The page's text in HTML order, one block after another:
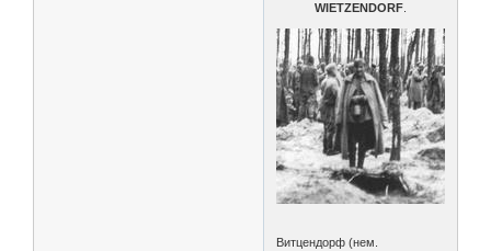
WIETZENDORF
Витцендорф (нем.